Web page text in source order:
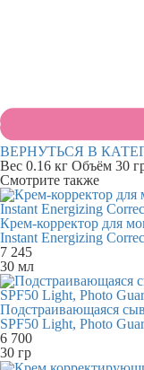
ВЕРНУТЬСЯ В
Вес 0.16 кг Объём 30
Смотрите также
Крем-корректор для
Instant Energizing
7 245
30 мл
Подстраивающаяся
SPF50 Light, Photo
6 700
30 гр